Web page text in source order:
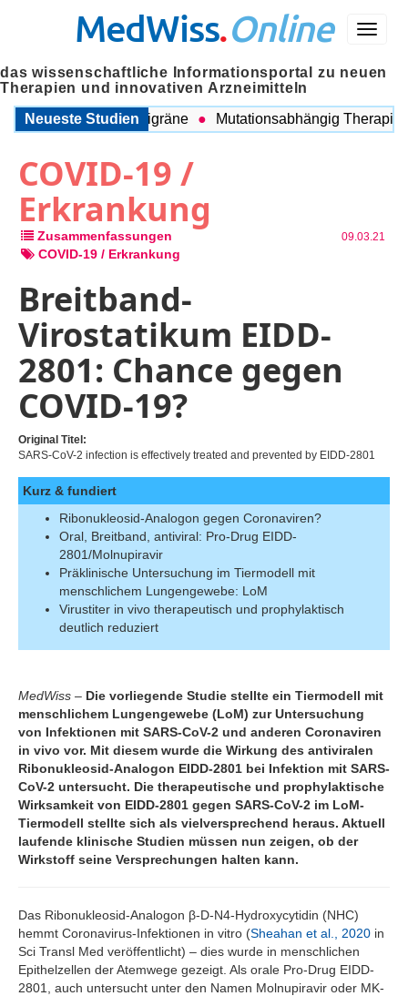
Menü
MedWiss.Online
das wissenschaftliche Informationsportal zu neuen
Therapien und innovativen Arzneimitteln
Neueste Studien
COPD und Migräne Mutationsabhängig Therapie
COVID-19 /
Erkrankung
Zusammenfassungen 09.03.21
COVID-19 / Erkrankung
Breitband-
Virostatikum EIDD-
2801: Chance gegen
COVID-19?
Original Titel:
SARS-CoV-2 infection is effectively treated and prevented by EIDD-2801
Kurz & fundiert
Ribonukleosid-Analogon gegen Coronaviren?
Oral, Breitband, antiviral: Pro-Drug EIDD-
2801/Molnupiravir
Präklinische Untersuchung im Tiermodell mit
menschlichem Lungengewebe: LoM
Virustiter in vivo therapeutisch und prophylaktisch
deutlich reduziert
MedWiss – Die vorliegende Studie stellte ein Tiermodell mit
menschlichem Lungengewebe (LoM) zur Untersuchung
von Infektionen mit SARS-CoV-2 und anderen Coronaviren
in vivo vor. Mit diesem wurde die Wirkung des antiviralen
Ribonukleosid-Analogon EIDD-2801 bei Infektion mit SARS-
CoV-2 untersucht. Die therapeutische und prophylaktische
Wirksamkeit von EIDD-2801 gegen SARS-CoV-2 im LoM-
Tiermodell stellte sich als vielversprechend heraus. Aktuell
laufende klinische Studien müssen nun zeigen, ob der
Wirkstoff seine Versprechungen halten kann.
Das Ribonukleosid-Analogon β-D-N4-Hydroxycytidin (NHC)
hemmt Coronavirus-Infektionen in vitro (Sheahan et al., 2020 in
Sci Transl Med veröffentlicht) – dies wurde in menschlichen
Epithelzellen der Atemwege gezeigt. Als orale Pro-Drug EIDD-
2801, auch untersucht unter den Namen Molnupiravir oder MK-